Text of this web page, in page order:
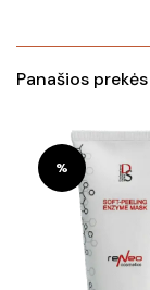
Panašios prekės
%